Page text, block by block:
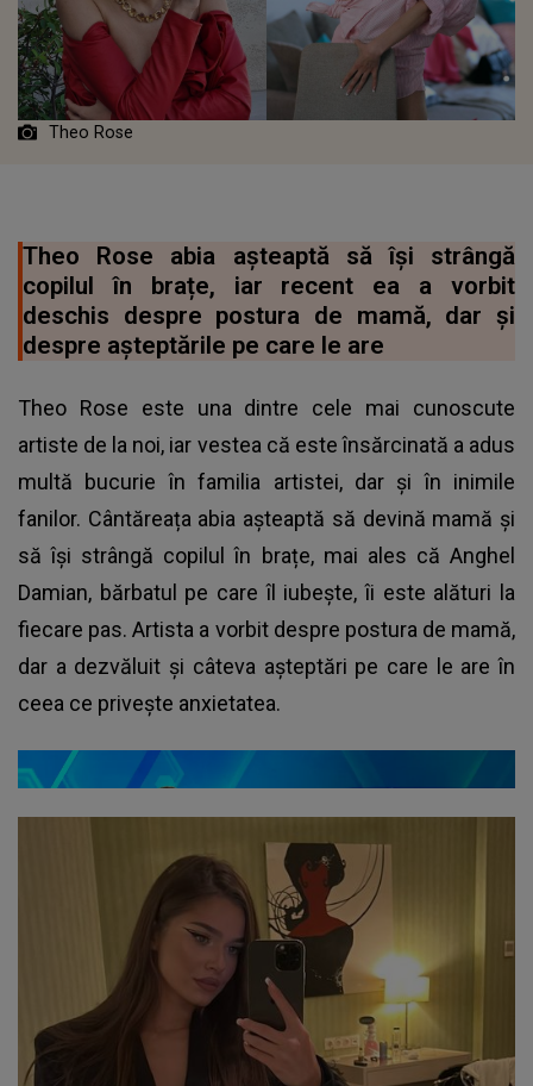
Theo Rose
Theo Rose abia așteaptă să își strângă
copilul în brațe, iar recent ea a vorbit
deschis despre postura de mamă, dar și
despre așteptările pe care le are
Theo Rose este una dintre cele mai cunoscute
artiste de la noi, iar vestea că este însărcinată a adus
multă bucurie în familia artistei, dar și în inimile
fanilor. Cântăreața abia așteaptă să devină mamă și
să își strângă copilul în brațe, mai ales că Anghel
Damian, bărbatul pe care îl iubește, îi este alături la
fiecare pas. Artista a vorbit despre postura de mamă,
dar a dezvăluit și câteva așteptări pe care le are în
ceea ce privește anxietatea.